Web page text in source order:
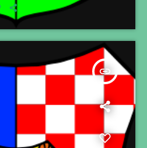
insert_link